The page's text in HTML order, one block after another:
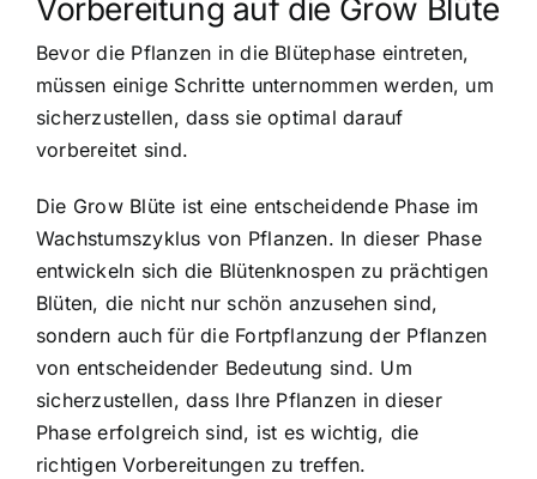
Vorbereitung auf die Grow Blüte
Bevor die Pflanzen in die Blütephase eintreten,
müssen einige Schritte unternommen werden, um
sicherzustellen, dass sie optimal darauf
vorbereitet sind.
Die Grow Blüte ist eine entscheidende Phase im
Wachstumszyklus von Pflanzen. In dieser Phase
entwickeln sich die Blütenknospen zu prächtigen
Blüten, die nicht nur schön anzusehen sind,
sondern auch für die Fortpflanzung der Pflanzen
von entscheidender Bedeutung sind. Um
sicherzustellen, dass Ihre Pflanzen in dieser
Phase erfolgreich sind, ist es wichtig, die
richtigen Vorbereitungen zu treffen.